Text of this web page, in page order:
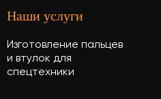
Наши услуги
Изготовление пальцев
и втулок для
спецтехники